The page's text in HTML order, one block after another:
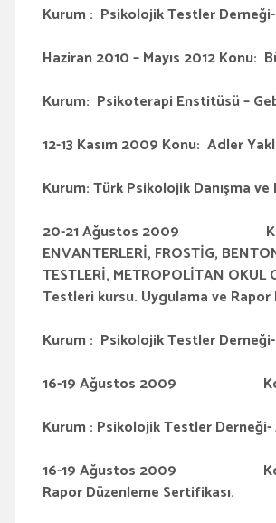
Kurum : Psikolojik Testler
Haziran 2010 –Mayıs 2012Konu:
Kurum: Psikoterapi Enstitüsü –
12-13 Kasım 2009 Konu: Adler
Kurum: Türk Psikolojik Danışma
20-21 Ağustos 2009 Konu:
ENVANTERLERİ, FROSTİG,
TESTLERİ, METROPOLİTAN OKUL
Testleri kursu. Uygulama ve Rapor
Kurum : Psikolojik Testler
16-19 Ağustos 2009 Konu:
Kurum : Psikolojik Testler Derneği-
16-19 Ağustos 2009 Konu:
Rapor Düzenleme Sertifikası.